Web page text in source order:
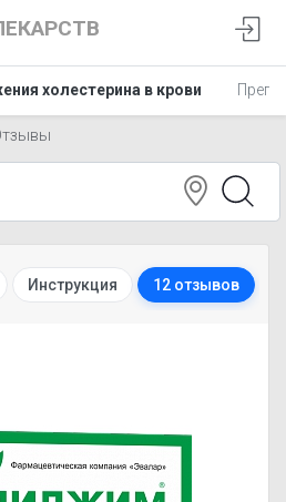
холестерина в крови
Инструкция 12 отзывов